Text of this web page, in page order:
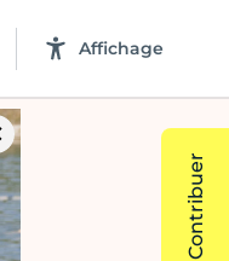
Affichage
Contribuer